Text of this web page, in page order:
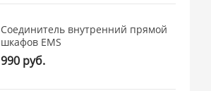
Соединитель внутренний прямой
шкафов EMS
990 руб.